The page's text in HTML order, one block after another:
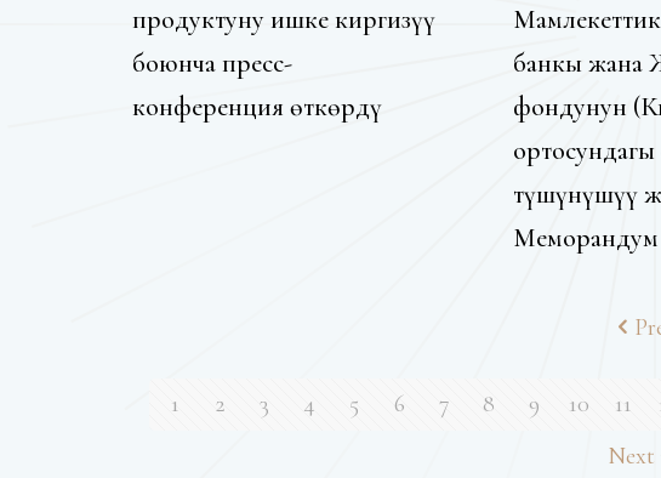
продуктуну ишке киргизүү
боюнча пресс-
конференция өткөрдү
банкы жана
фондунун
ортосундагы
түшүнүшүү
Меморандум
1 2 3 4 5 6 7 8 9 10 11
Next